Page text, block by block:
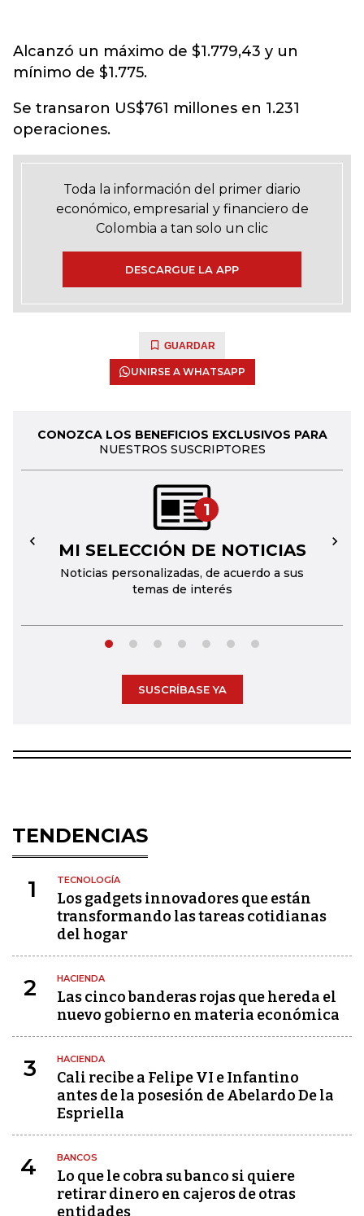
Alcanzó un máximo de $1.779,43 y un
mínimo de $1.775.
Se transaron US$761 millones en 1.231
operaciones.
Toda la información del primer diario
económico, empresarial y financiero de
Colombia a tan solo un clic
DESCARGUE LA APP
GUARDAR
UNIRSE A WHATSAPP
CONOZCA LOS BENEFICIOS EXCLUSIVOS PARA
NUESTROS SUSCRIPTORES
1
MI SELECCIÓN DE NOTICIAS
Noticias personalizadas, de acuerdo a sus
temas de interés
← →
SUSCRÍBASE YA
TENDENCIAS
1 TECNOLOGÍA
Los gadgets innovadores que están
transformando las tareas cotidianas
del hogar
2 HACIENDA
Las cinco banderas rojas que hereda el
nuevo gobierno en materia económica
3 HACIENDA
Cali recibe a Felipe VI e Infantino
antes de la posesión de Abelardo De la
Espriella
4 BANCOS
Lo que le cobra su banco si quiere
retirar dinero en cajeros de otras
entidades